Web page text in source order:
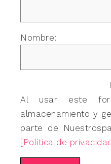
Nombre:
Al usar este
almacenamiento y
parte de
[Política de